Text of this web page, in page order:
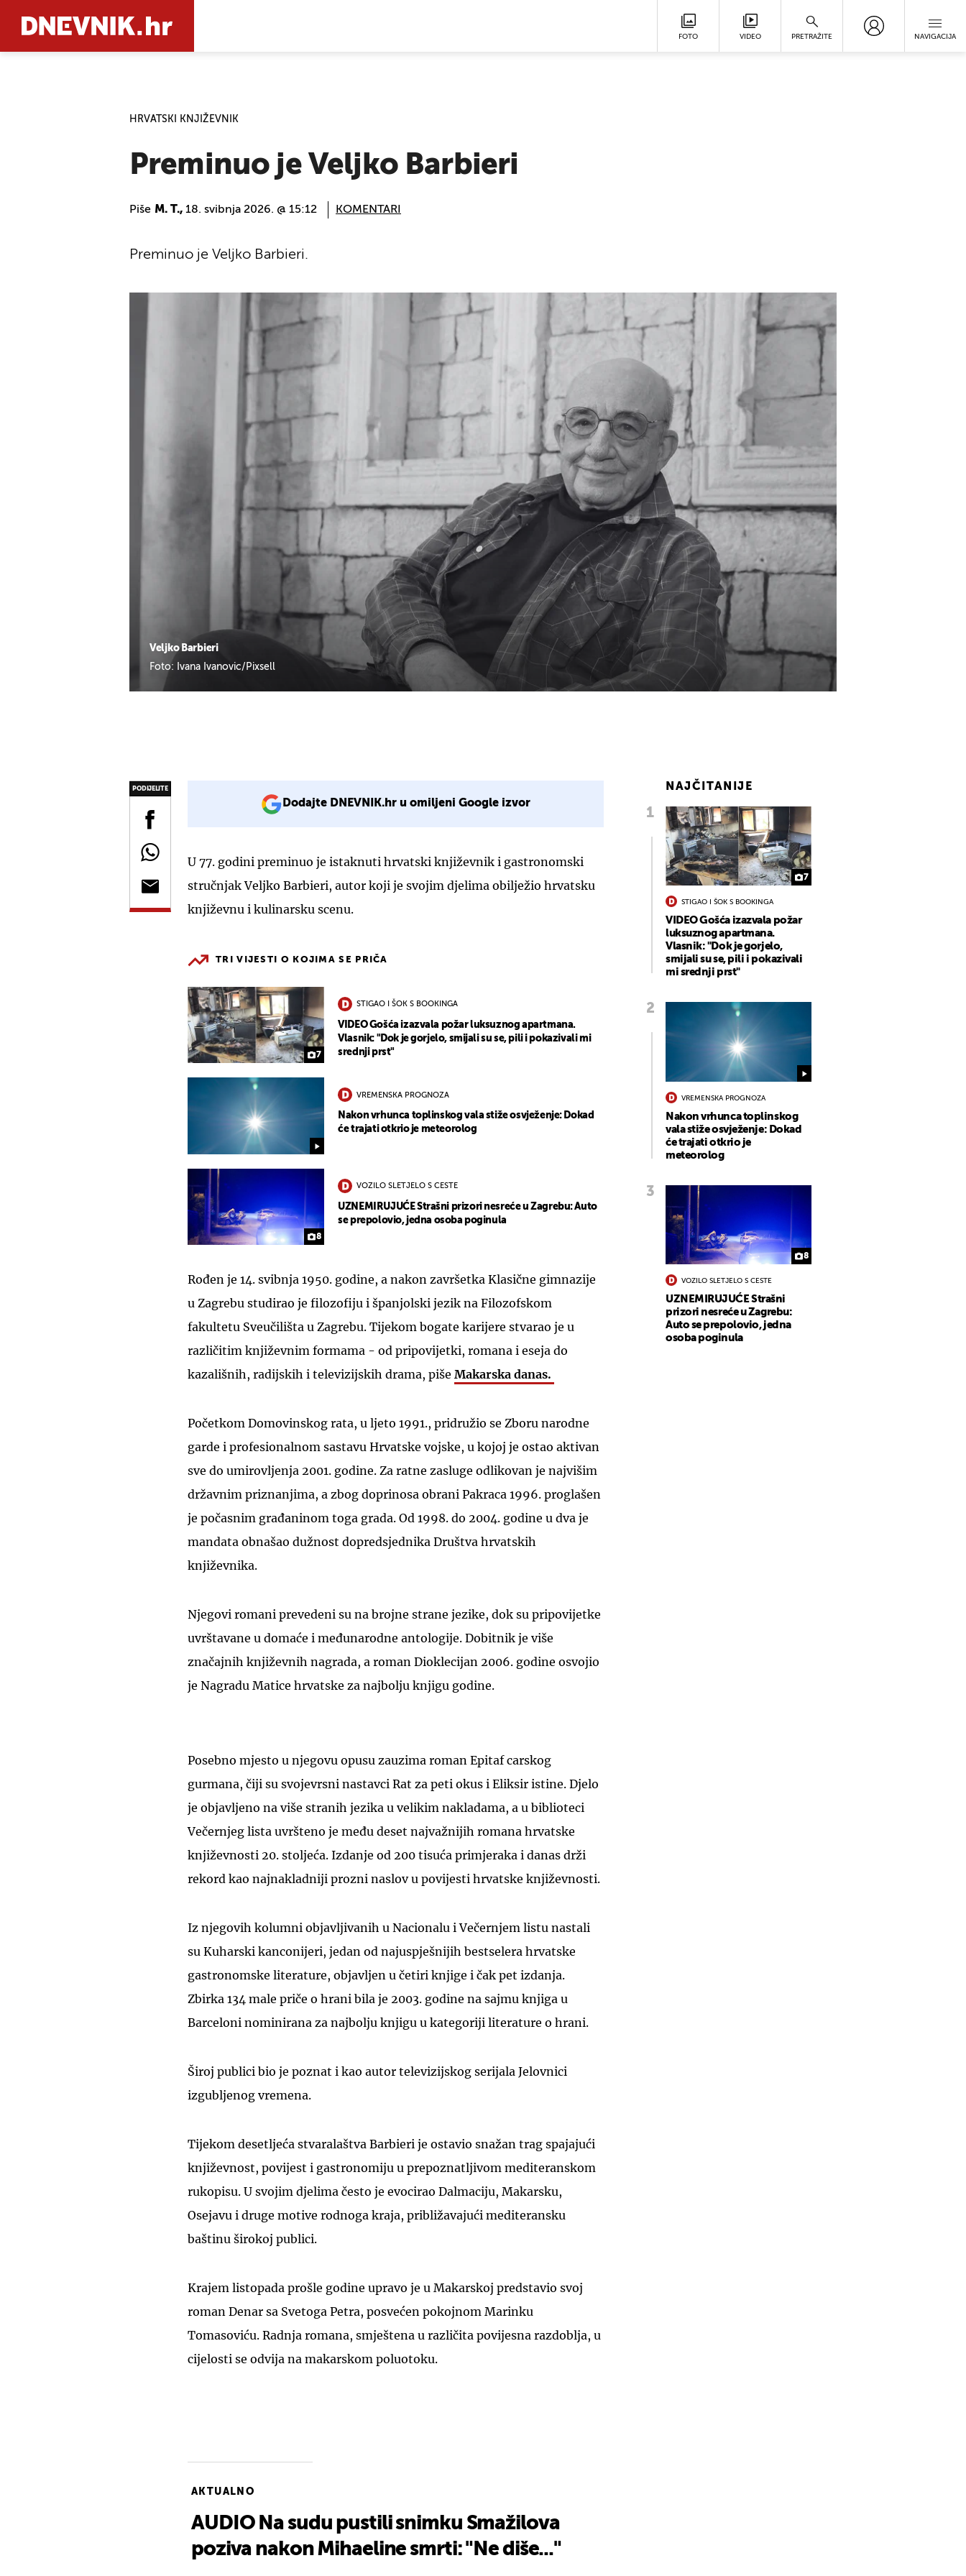
FOTO VIDEO PRETRAŽITE NAVIGACIJA
HRVATSKI KNJIŽEVNIK
Preminuo je Veljko Barbieri
Piše M. T., 18. svibnja 2026. @ 15:12 KOMENTARI
Veljko Barbieri
Foto: Ivana Ivanovic/Pixsell
Preminuo je Veljko Barbieri.
PODIJELITE
Dodajte DNEVNIK.hr u omiljeni Google izvor
U 77. godini preminuo je istaknuti hrvatski književnik i gastronomski
stručnjak Veljko Barbieri, autor koji je svojim djelima obilježio hrvatsku
književnu i kulinarsku scenu.
TRI VIJESTI O KOJIMA SE PRIČA
7
STIGAO I ŠOK S BOOKINGA
VIDEO Gošća izazvala požar luksuznog apartmana.
Vlasnik: "Dok je gorjelo, smijali su se, pili i pokazivali mi
srednji prst"
VREMENSKA PROGNOZA
Nakon vrhunca toplinskog vala stiže osvježenje: Dokad
će trajati otkrio je meteorolog
8
VOZILO SLETJELO S CESTE
UZNEMIRUJUĆE Strašni prizori nesreće u Zagrebu: Auto
se prepolovio, jedna osoba poginula
Rođen je 14. svibnja 1950. godine, a nakon završetka Klasične gimnazije
u Zagrebu studirao je filozofiju i španjolski jezik na Filozofskom
fakultetu Sveučilišta u Zagrebu. Tijekom bogate karijere stvarao je u
različitim književnim formama - od pripovijetki, romana i eseja do
kazališnih, radijskih i televizijskih drama, piše Makarska danas.
Početkom Domovinskog rata, u ljeto 1991., pridružio se Zboru narodne
garde i profesionalnom sastavu Hrvatske vojske, u kojoj je ostao aktivan
sve do umirovljenja 2001. godine. Za ratne zasluge odlikovan je najvišim
državnim priznanjima, a zbog doprinosa obrani Pakraca 1996. proglašen
je počasnim građaninom toga grada. Od 1998. do 2004. godine u dva je
mandata obnašao dužnost dopredsjednika Društva hrvatskih
književnika.
Njegovi romani prevedeni su na brojne strane jezike, dok su pripovijetke
uvrštavane u domaće i međunarodne antologije. Dobitnik je više
značajnih književnih nagrada, a roman Dioklecijan 2006. godine osvojio
je Nagradu Matice hrvatske za najbolju knjigu godine.
Posebno mjesto u njegovu opusu zauzima roman Epitaf carskog
gurmana, čiji su svojevrsni nastavci Rat za peti okus i Eliksir istine. Djelo
je objavljeno na više stranih jezika u velikim nakladama, a u biblioteci
Večernjeg lista uvršteno je među deset najvažnijih romana hrvatske
književnosti 20. stoljeća. Izdanje od 200 tisuća primjeraka i danas drži
rekord kao najnakladniji prozni naslov u povijesti hrvatske književnosti.
Iz njegovih kolumni objavljivanih u Nacionalu i Večernjem listu nastali
su Kuharski kanconijeri, jedan od najuspješnijih bestselera hrvatske
gastronomske literature, objavljen u četiri knjige i čak pet izdanja.
Zbirka 134 male priče o hrani bila je 2003. godine na sajmu knjiga u
Barceloni nominirana za najbolju knjigu u kategoriji literature o hrani.
Široj publici bio je poznat i kao autor televizijskog serijala Jelovnici
izgubljenog vremena.
Tijekom desetljeća stvaralaštva Barbieri je ostavio snažan trag spajajući
književnost, povijest i gastronomiju u prepoznatljivom mediteranskom
rukopisu. U svojim djelima često je evocirao Dalmaciju, Makarsku,
Osejavu i druge motive rodnoga kraja, približavajući mediteransku
baštinu širokoj publici.
Krajem listopada prošle godine upravo je u Makarskoj predstavio svoj
roman Denar sa Svetoga Petra, posvećen pokojnom Marinku
Tomasoviću. Radnja romana, smještena u različita povijesna razdoblja, u
cijelosti se odvija na makarskom poluotoku.
AKTUALNO
AUDIO Na sudu pustili snimku Smažilova
poziva nakon Mihaeline smrti: "Ne diše..."
NAJČITANIJE
7
STIGAO I ŠOK S BOOKINGA
VIDEO Gošća izazvala požar
luksuznog apartmana.
Vlasnik: "Dok je gorjelo,
smijali su se, pili i pokazivali
mi srednji prst"
VREMENSKA PROGNOZA
Nakon vrhunca toplinskog
vala stiže osvježenje: Dokad
će trajati otkrio je
meteorolog
8
VOZILO SLETJELO S CESTE
UZNEMIRUJUĆE Strašni
prizori nesreće u Zagrebu:
Auto se prepolovio, jedna
osoba poginula